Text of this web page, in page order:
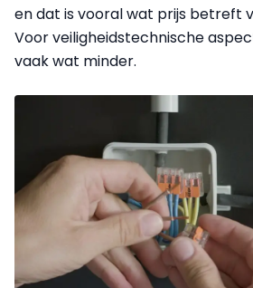
en dat is vooral wat prijs betreft
Voor veiligheidstechnische
vaak wat minder.